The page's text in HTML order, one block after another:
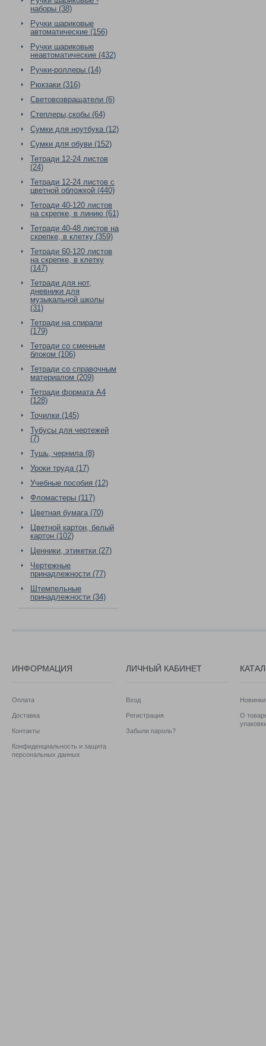
наборы (38)
Ручки шариковые
автоматические (156)
Ручки шариковые
неавтоматические (432)
Ручки-роллеры (14)
Рюкзаки (316)
Световозвращатели (6)
Степлеры,скобы (64)
Сумки для ноутбука (12)
Сумки для обуви (152)
Тетради 12-24 листов
(24)
Тетради 12-24 листов с
цветной обложкой (440)
Тетради 40-120 листов
на скрепке, в линию (61)
Тетради 40-48 листов на
скрепке, в клетку (359)
Тетради 60-120 листов
на скрепке, в клетку
(147)
Тетради для нот,
дневники для
музыкальной школы
(31)
Тетради на спирали
(179)
Тетради со сменным
блоком (106)
Тетради со справочным
материалом (209)
Тетради формата А4
(128)
Точилки (145)
Тубусы для чертежей
(7)
Тушь, чернила (8)
Уроки труда (17)
Учебные пособия (12)
Фломастеры (117)
Цветная бумага (70)
Цветной картон, белый
картон (102)
Ценники, этикетки (27)
Чертежные
принадлежности (77)
Штемпельные
принадлежности (34)
ИНФОРМАЦИЯ
Оплата
Доставка
Контакты
Конфиденциальность и защита
персональных данных
ЛИЧНЫЙ КАБИНЕТ
Вход
Регистрация
Забыли пароль?
Новинки
О